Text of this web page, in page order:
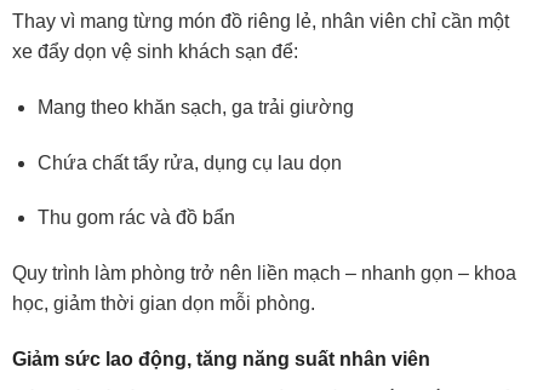
Thay vì mang từng món đồ riêng lẻ, nhân viên chỉ cần một
xe đẩy dọn vệ sinh khách sạn để:
Mang theo khăn sạch, ga trải giường
Chứa chất tẩy rửa, dụng cụ lau dọn
Thu gom rác và đồ bẩn
Quy trình làm phòng trở nên liền mạch – nhanh gọn – khoa
học, giảm thời gian dọn mỗi phòng.
Giảm sức lao động, tăng năng suất nhân viên